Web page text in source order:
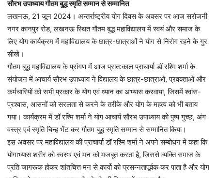
सौरभ उपाध्याय गौतम बुद्ध स्मृति सम्मान से सम्मानित
लखनऊ, 21 जून 2024। अन्तर्राष्ट्रीय योग दिवस के अवसर पर आज सरोजनी
नगर कानपुर रोड, लखनऊ स्थित गौतम बुद्ध महाविद्यालय में स्वयं और समाज के
लिए योग कार्यक्रम में महाविद्यालय के छात्र-छात्राओं ने योग से निरोग रहने के गुर
सीखे।
गौतम बुद्ध महाविद्यालय के प्रांगण में आज प्रात:काल प्राचार्या डॉ रश्मि शर्मा के
संयोजन में आचार्य सौरभ उपाध्याय ने विद्यालय के छात्र-छात्राओं, प्रवक्ताओं और
कर्मचारियों को सभी प्रकार के योग एवं ध्यान का अभ्यास करवाया, जिसमें श्वांस-
प्रश्वास, आसनों को सरलता से करने के तरीके और योग के महत्व को भी बताय
गया। कार्यक्रम में डॉ रश्मि शर्मा ने योग आचार्य सौरभ उपाध्याय को पुष्प गुच्छ, अंग
वस्त्र एवं स्मृति चिन्ह भेंट कर गौतम बुद्ध स्मृति सम्मान से सम्मानित किया।
इस अवसर पर महाविद्यालय की प्राचार्या डॉ रश्मि शर्मा ने अपने सम्बोधन में कहा कि
योगाभ्यास शरीर को स्वस्थ एवं मन को मजबूत करता है, जिससे व्यक्ति समाज के
प्रति जागरूक होकर शांतचित्त मन से कार्यो को प्रसन्नतापूर्वक कर पाता है और योग